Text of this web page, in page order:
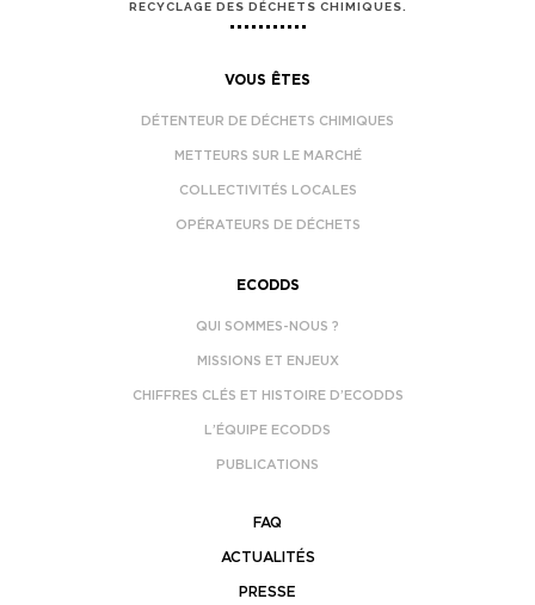
RECYCLAGE DES DÉCHETS CHIMIQUES.
VOUS ÊTES
DÉTENTEUR DE DÉCHETS CHIMIQUES
METTEURS SUR LE MARCHÉ
COLLECTIVITÉS LOCALES
OPÉRATEURS DE DÉCHETS
ECODDS
QUI SOMMES-NOUS ?
MISSIONS ET ENJEUX
CHIFFRES CLÉS ET HISTOIRE D’ECODDS
L’ÉQUIPE ECODDS
PUBLICATIONS
FAQ
ACTUALITÉS
PRESSE